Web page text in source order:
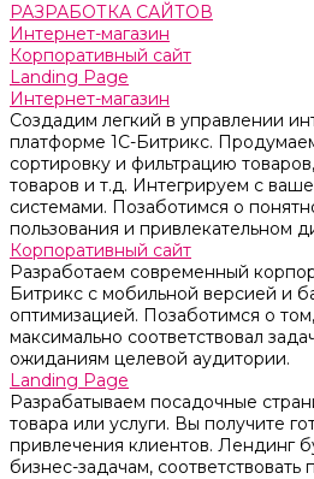
РАЗРАБОТКА САЙТОВ
Интернет-магазин
Корпоративный сайт
Landing Page
Интернет-магазин
Создадим легкий в управлении
платформе 1С-Битрикс.
сортировку и фильтрацию
товаров и т.д. Интегрируем с
системами. Позаботимся о
пользования и привлекательном
Корпоративный сайт
Разработаем современный
Битрикс с мобильной версией и
оптимизацией. Позаботимся о
максимально соответствовал
ожиданиям целевой аудитории.
Landing Page
Разрабатываем посадочные
товара или услуги. Вы получите
привлечения клиентов. Лендинг
бизнес-задачам, соответствовать